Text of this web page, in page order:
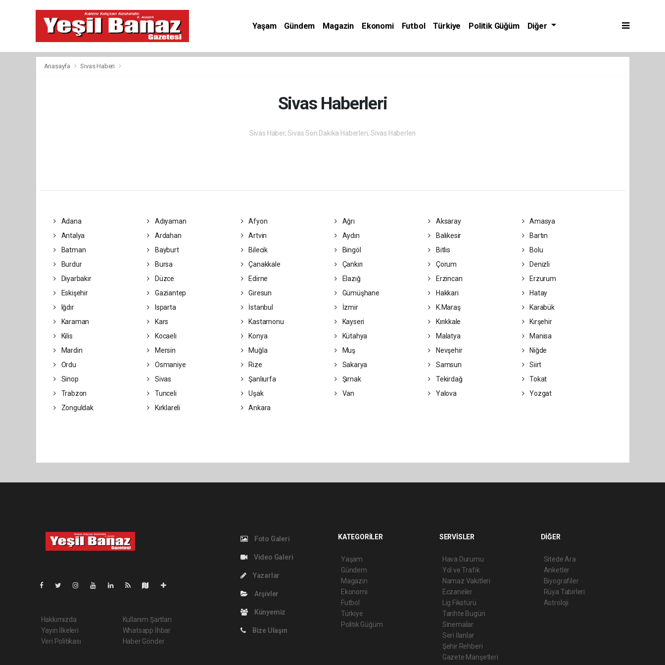
Yaşam Gündem Magazin Ekonomi Futbol Türkiye Politik Güğüm Diğer
Anasayfa Sivas Haberi
Sivas Haberleri
Sivas Haber, Sivas Son Dakika Haberleri, Sivas Haberleri
Adana Adıyaman Afyon Ağrı Aksaray
Amasya
Antalya
Ardahan Artvin Aydın Balıkesir
Bartın
Batman
Bayburt Bilecik Bingöl Bitlis
Bolu
Burdur
Bursa Çanakkale Çankırı Çorum
Denizli
Diyarbakır
Düzce Edirne Elazığ Erzincan
Erzurum
Eskişehir
Gaziantep Giresun Gümüşhane Hakkari
Hatay
Iğdır
Isparta İstanbul İzmir K.Maraş
Karabük
Karaman
Kars Kastamonu Kayseri Kırıkkale
Kırşehir
Kilis
Kocaeli Konya Kütahya Malatya
Manisa
Mardin
Mersin Muğla Muş Nevşehir
Niğde
Ordu
Osmaniye Rize Sakarya Samsun
Siirt
Sinop
Sivas Şanlıurfa Şırnak Tekirdağ
Tokat
Trabzon
Tunceli Uşak Van Yalova
Yozgat
Zonguldak
Kırklareli Ankara
Hakkımızda
Yayın İlkeleri
Veri Politikası
Kullanım Şartları
Whatsapp İhbar
Haber Gönder
Foto Galeri
Video Galeri
Yazarlar
Arşivler
Künyemiz
Bize Ulaşın
KATEGORİLER
Yaşam
Gündem
Magazin
Ekonomi
Futbol
Türkiye
Politik Güğüm
SERVİSLER
Hava Durumu
Yol ve Trafik
Namaz Vakitleri
Eczaneler
Lig Fikstürü
Tarihte Bugün
Sinemalar
Seri İlanlar
Şehir Rehberi
Gazete Manşetleri
DİĞER
Sitede Ara
Anketler
Biyografiler
Rüya Tabirleri
Astroloji